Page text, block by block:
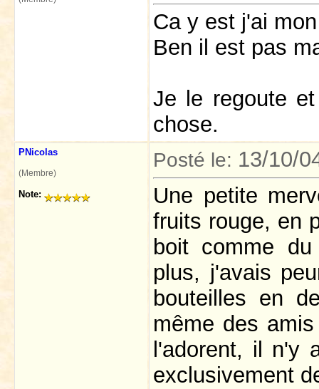
Ca y est j'ai
Ben il est pas
Je le regoute
chose.
PNicolas
(Membre)
Note:
Posté le: 13/10/
Une petite
fruits rouge, en
boit comme
plus, j'avais
bouteilles en
même des
l'adorent, il n'y
exclusivement